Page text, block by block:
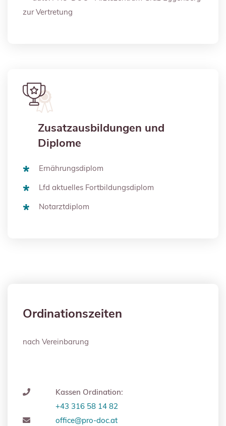
zur Vertretung
Zusatzausbildungen und
Diplome
Ernährungsdiplom
Lfd aktuelles Fortbildungsdiplom
Notarztdiplom
Ordinationszeiten
nach Vereinbarung
Kassen Ordination:
+43 316 58 14 82
office@pro-doc.at